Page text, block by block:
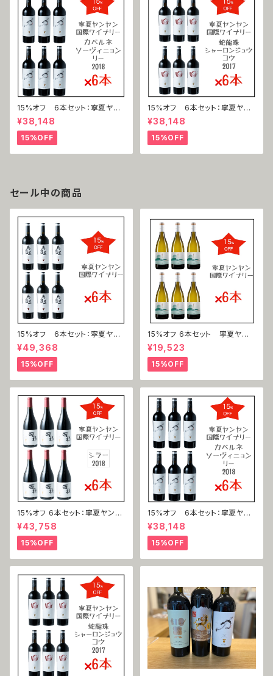
15%オフ 6本セット：寧夏ヤン
ヤン国際ワイナリー 赤霞珠 力
（カベルネ・ソーヴィニヨン＝リ
ー ）2018
¥38,148
15%OFF
15%オフ 6本セット：寧夏ヤン
ヤン国際ワイナリー 蛇龍珠 口
（シャーロンジュウ＝コウ）2017
¥38,148
15%OFF
セール中の商品
15%オフ 6本セット：寧夏ヤン
ヤン国際ワイナリー 馬瑟蘭（マ
ルスラン）2019
¥49,368
15%OFF
15%オフ 6本セット 寧夏ヤン
ヤン国際ワイナリー 寧夏ヤン
ヤン国際ワイナリー 霞多麗（シ
ャルドネ）2021
¥19,523
15%OFF
15%オフ 6本セット：寧夏ヤンヤ
ン国際ワイナリー 西拉（シラ
ー）2019
¥43,758
15%OFF
15%オフ 6本セット：寧夏ヤン
ヤン国際ワイナリー 赤霞珠 力
（カベルネ・ソーヴィニヨン＝リ
ー ）2018
¥38,148
15%OFF